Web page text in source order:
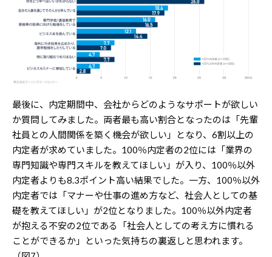
最後に、内定期間中、会社からどのようなサポートが欲しい
か質問してみました。両者最も高い割合となったのは「先輩
社員との人間関係を築く機会が欲しい」となり、6割以上の
内定者が求めていました。100％内定者の2位には「業界の
専門知識や専門スキルを教えてほしい」が入り、100％以外
内定者よりも8.3ポイント高い結果でした。一方、100％以外
内定者では「マナーや仕事の進め方など、社会人としての基
礎を教えてほしい」が2位となりました。100％以外内定者
が抱える不安の2位である「社会人としての考え方に慣れる
ことができるか」といった気持ちの裏返しと思われます。